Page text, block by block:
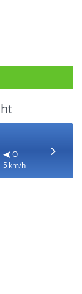
O
5 km/h